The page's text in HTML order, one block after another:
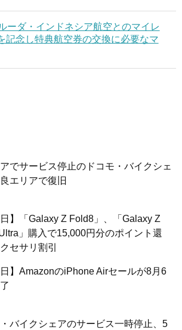
ーダ・インドネシア航空とのマイレ
記念し特典航空券の交換に必要なマ
でサービス停止のドコモ・バイクシェ
エリアで復旧
日】「Galaxy Z Fold8」、「Galaxy Z
」購入で15,000円分のポイント還
セサリ割引
日】AmazonのiPhone Airセールが8月6
・バイクシェアのサービス一時停止、5